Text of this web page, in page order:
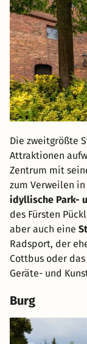
Die zweitgrößte
Attraktionen
Zentrum mit
zum Verweilen
idyllische Park-
des Fürsten
aber auch eine
Radsport, der
Cottbus oder
Geräte- und
Burg